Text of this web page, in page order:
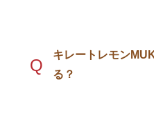
Q
キレートレモン
る？